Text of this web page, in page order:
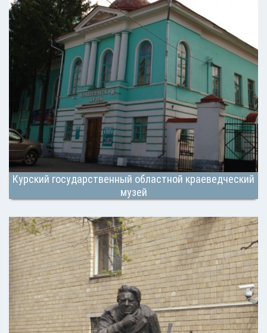
Курский государственный областной краеведческий
музей